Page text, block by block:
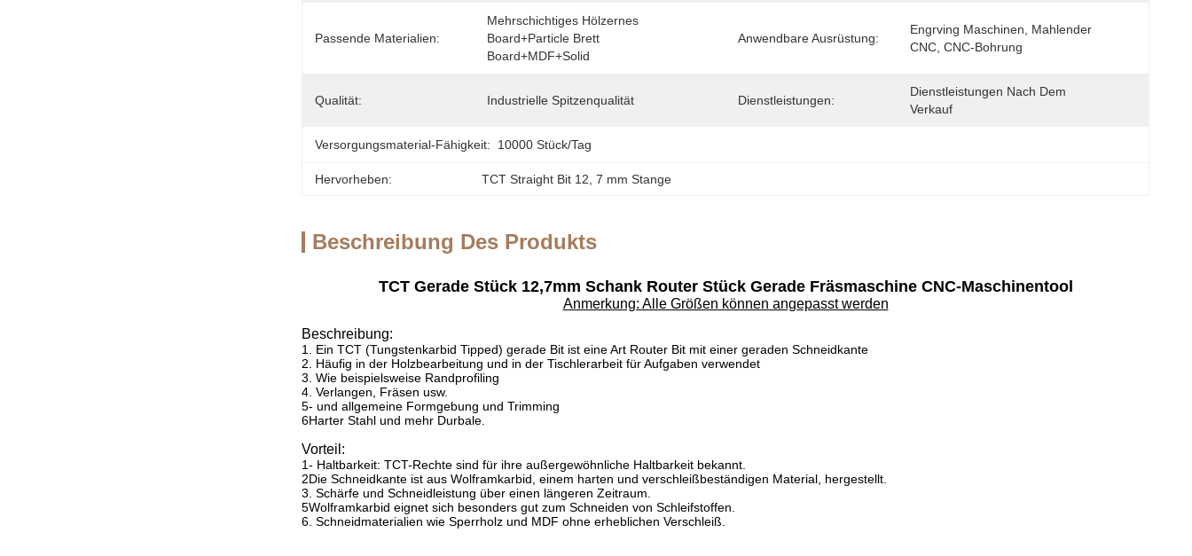
Passende Materialien:
Mehrschichtiges Hölzernes
Board+particle Brett
Board+MDF+solid
Anwendbare Ausrüstung:
Engrving Maschinen, Mahlender
CNC, CNC-Bohrung
Qualität: Industrielle Spitzenqualität Dienstleistungen:
Dienstleistungen Nach Dem
Verkauf
Versorgungsmaterial-Fähigkeit: 10000 Stück/Tag
Hervorheben: TCT Straight Bit 12 , 7 mm Stange
Beschreibung Des Produkts
TCT Gerade Stück 12,7mm Schank Router Stück Gerade Fräsmaschine CNC-Maschinentool
Anmerkung: Alle Größen können angepasst werden
Beschreibung:
1. Ein TCT (Tungstenkarbid Tipped) gerade Bit ist eine Art Router Bit mit einer geraden Schneidkante
2. Häufig in der Holzbearbeitung und in der Tischlerarbeit für Aufgaben verwendet
3. Wie beispielsweise Randprofiling
4. Verlangen, Fräsen usw.
5- und allgemeine Formgebung und Trimming
6Harter Stahl und mehr Durbale.
Vorteil:
1- Haltbarkeit: TCT-Rechte sind für ihre außergewöhnliche Haltbarkeit bekannt.
2Die Schneidkante ist aus Wolframkarbid, einem harten und verschleißbeständigen Material, hergestellt.
3. Schärfe und Schneidleistung über einen längeren Zeitraum.
5Wolframkarbid eignet sich besonders gut zum Schneiden von Schleifstoffen.
6. Schneidmaterialien wie Sperrholz und MDF ohne erheblichen Verschleiß.